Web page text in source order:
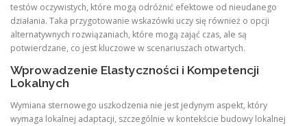
testów oczywistych, które mogą odróżnić efektowe od nieudanego
działania. Taka przygotowanie wskazówki uczy się również o opcji
alternatywnych rozwiązaniach, które mogą zająć czas, ale są
potwierdzane, co jest kluczowe w scenariuszach otwartych.
Wprowadzenie Elastyczności i Kompetencji
Lokalnych
Wymiana sternowego uszkodzenia nie jest jedynym aspekt, który
wymaga lokalnej adaptacji, szczególnie w kontekście budowy lokalnej